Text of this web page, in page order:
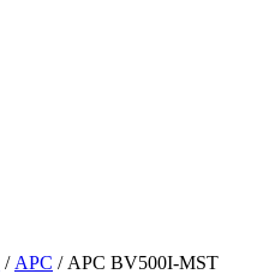
/ APC / APC BV500I-MST